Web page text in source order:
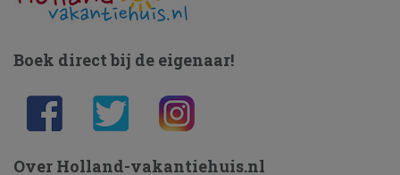
Boek direct bij de eigenaar!
Over Holland-vakantiehuis.nl